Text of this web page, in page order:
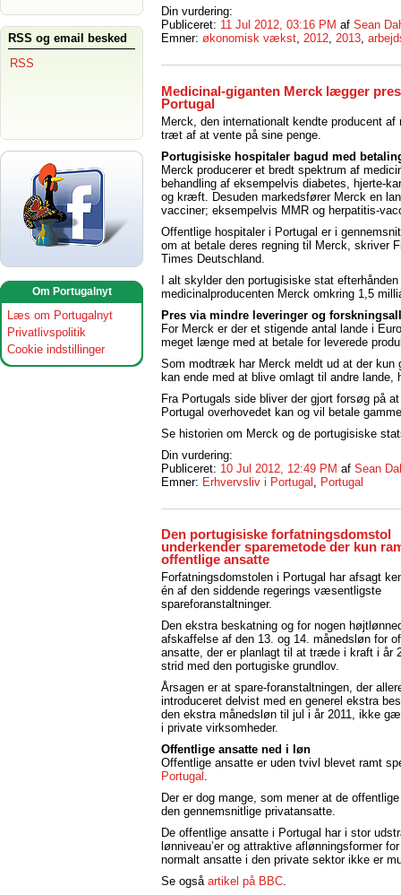
RSS og email besked
RSS
Om Portugalnyt
Læs om Portugalnyt
Privatlivspolitik
Cookie indstillinger
Din vurdering:
Publiceret: 11 Jul 2012, 03:16 PM af Sean
Emner: økonomisk vækst, 2012, 2013,
Medicinal-giganten Merck lægger
Portugal
Merck, den internationalt kendte producent af
træt af at vente på sine penge.
Portugisiske hospitaler bagud med
Merck producerer et bredt spektrum af
behandling af eksempelvis diabetes, hjerte-
og kræft. Desuden markedsfører Merck en
vacciner; eksempelvis MMR og herpatitis-
Offentlige hospitaler i Portugal er i
om at betale deres regning til Merck, skriver
Times Deutschland.
I alt skylder den portugisiske stat efterhånden
medicinalproducenten Merck omkring 1,5
Pres via mindre leveringer og
For Merck er der et stigende antal lande i
meget længe med at betale for leverede
Som modtræk har Merck meldt ud at der kun
kan ende med at blive omlagt til andre
Fra Portugals side bliver der gjort forsøg på
Portugal overhovedet kan og vil betale
Se historien om Merck og de portugisiske
Din vurdering:
Publiceret: 10 Jul 2012, 12:49 PM af Sean
Emner: Erhvervsliv i Portugal Portugal
Den portugisiske forfatningsdomstol
underkender sparemetode der kun
offentlige ansatte
Forfatningsdomstolen i Portugal har afsagt
én af den siddende regerings væsentligste
spareforanstaltninger.
Den ekstra beskatning og for nogen
afskaffelse af den 13. og 14. månedsløn for
ansatte, der er planlagt til at træde i kraft i år
strid med den portugiske grundlov.
Årsagen er at spare-foranstaltningen, der
introduceret delvist med en generel ekstra
den ekstra månedsløn til jul i år 2011, ikke
i private virksomheder.
Offentlige ansatte ned i løn
Offentlige ansatte er uden tvivl blevet ramt
Portugal .
Der er dog mange, som mener at de
den gennemsnitlige privatansatte.
De offentlige ansatte i Portugal har i stor
lønniveau’er og attraktive aflønningsformer
normalt ansatte i den private sektor ikke er
Se også artikel på BBC.